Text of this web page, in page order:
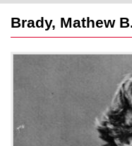
Brady, Mathew